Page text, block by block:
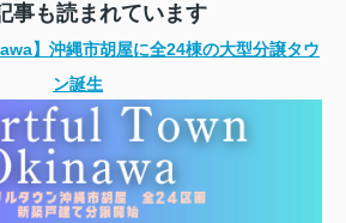
事も読まれています
】沖縄市胡屋に全24棟の大型分譲タウ
ン誕生